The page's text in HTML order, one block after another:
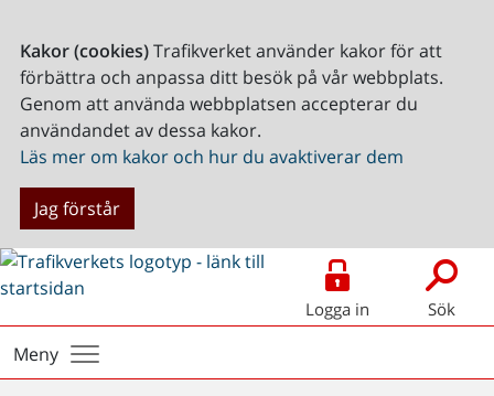
Kakor (cookies)Trafikverket använder kakor för att
förbättra och anpassa ditt besök på vår webbplats.
Genom att använda webbplatsen accepterar du
användandet av dessa kakor.
Läs mer om kakor och hur du avaktiverar dem
Jag förstår
Logga in Sök
Meny